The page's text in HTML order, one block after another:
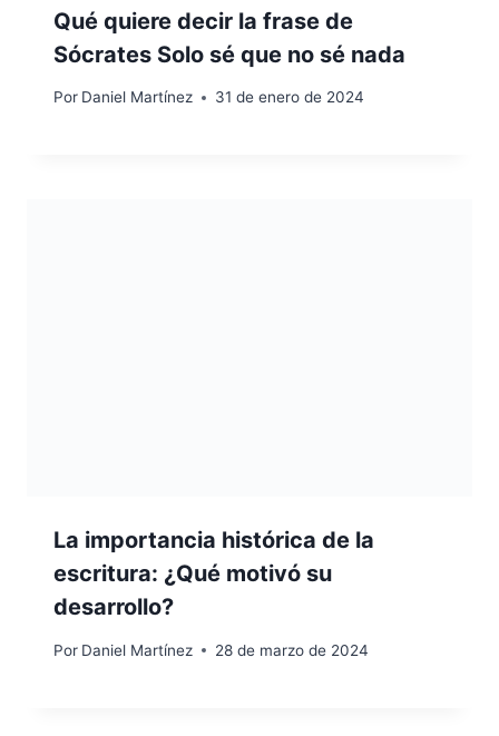
Qué quiere decir la frase de
Sócrates Solo sé que no sé nada
Por Daniel Martínez 31 de enero de 2024
La importancia histórica de la
escritura: ¿Qué motivó su
desarrollo?
Por Daniel Martínez 28 de marzo de 2024